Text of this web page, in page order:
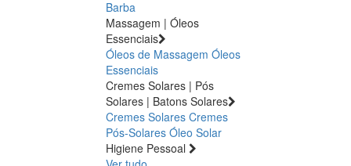
Barba
Massagem | Óleos
Essenciais
Óleos de Massagem Óleos
Essenciais
Cremes Solares | Pós
Solares | Batons Solares
Cremes Solares Cremes
Pós-Solares Óleo Solar
Higiene Pessoal